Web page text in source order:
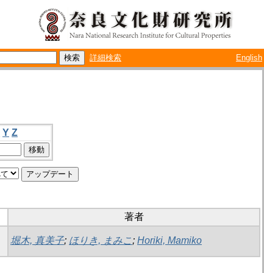
詳細検索 English
Y Z
著者
堀木, 真美子; ほりき, まみこ; Horiki, Mamiko